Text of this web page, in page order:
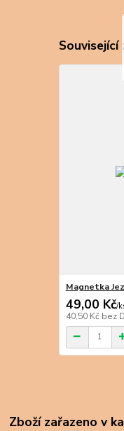
Související
Magnetka
49,00 Kč/
40,50 Kč bez
Zboží zařazeno v